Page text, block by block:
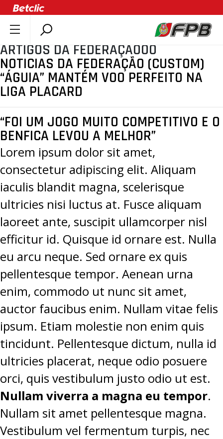
SOBRE A FPB
DOCUMENTOS
ÚLTIMAS
COMPETIÇÕES
ASSOCIAÇÕES
CLUBES
AGENTES
AGENDA
SELEÇÕES
MINIBASQUETE
ÁREA TÉCNICA
PROJETOS
LIGA BETCLIC MASCULINA
LIGA BETCLIC FEMININA
ARTIGOS DA FEDERAÇÃOOO
NOTICIAS DA FEDERAÇÃO (CUSTOM)
“ÁGUIA” MANTÉM VOO PERFEITO NA
LIGA PLACARD
“FOI UM JOGO MUITO COMPETITIVO E O
BENFICA LEVOU A MELHOR”
Lorem ipsum dolor sit amet,
consectetur adipiscing elit. Aliquam
iaculis blandit magna, scelerisque
ultricies nisi luctus at. Fusce aliquam
laoreet ante, suscipit ullamcorper nisl
efficitur id. Quisque id ornare est. Nulla
eu arcu neque. Sed ornare ex quis
pellentesque tempor. Aenean urna
enim, commodo ut nunc sit amet,
auctor faucibus enim. Nullam vitae felis
ipsum. Etiam molestie non enim quis
tincidunt. Pellentesque dictum, nulla id
ultricies placerat, neque odio posuere
orci, quis vestibulum justo odio ut est.
Nullam viverra a magna eu tempor.
Nullam sit amet pellentesque magna.
Vestibulum vel fermentum turpis, nec